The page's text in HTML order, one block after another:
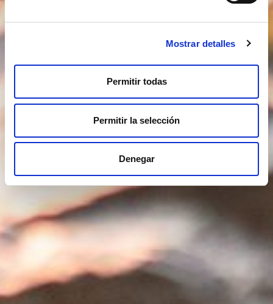
Mostrar detalles
Permitir todas
Permitir la selección
Denegar